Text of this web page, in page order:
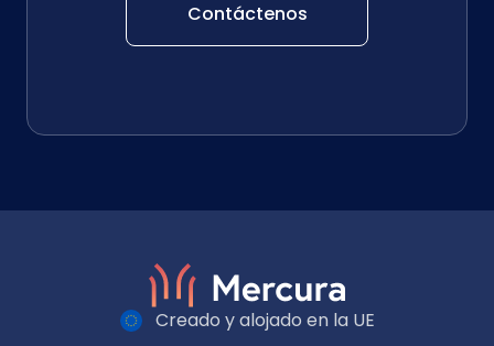
Contáctenos
Creado y alojado en la UE